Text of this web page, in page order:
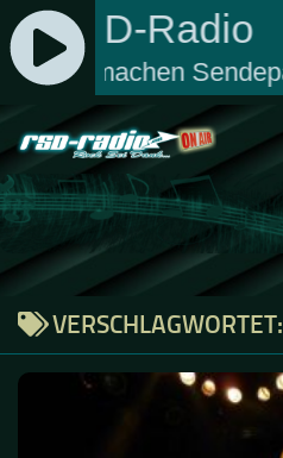
Zum Inhalt springen
VERSCHLAGWORTET: